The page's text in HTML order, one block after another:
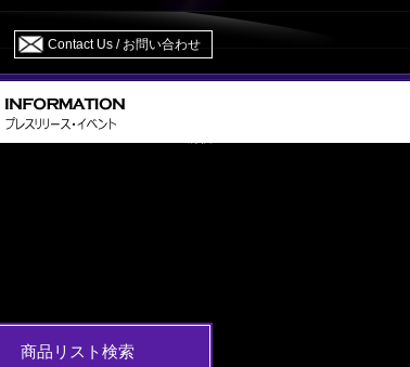
Contact Us / お問い合わせ
商品リスト検索